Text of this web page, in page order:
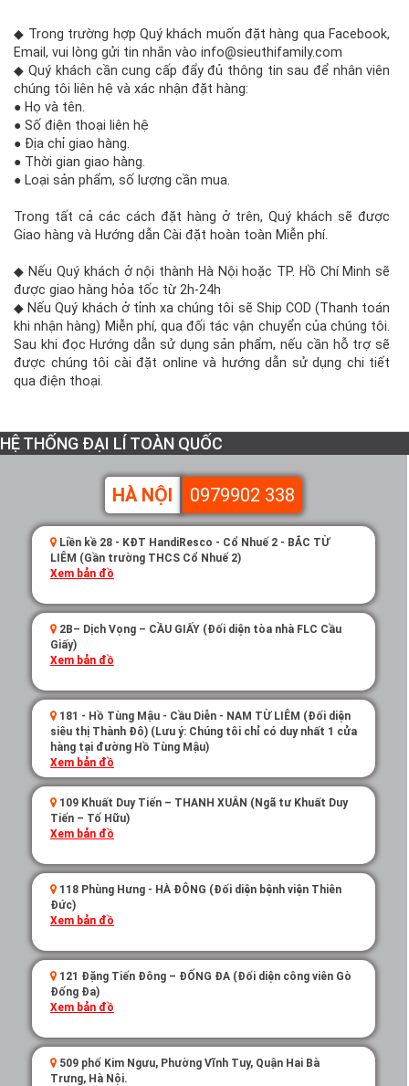
◆ Trong trường hợp Quý khách muốn đặt hàng qua Facebook,
Email, vui lòng gửi tin nhắn vào info@sieuthifamily.com
◆ Quý khách cần cung cấp đẩy đủ thông tin sau để nhân viên
chúng tôi liên hệ và xác nhận đặt hàng:
● Họ và tên.
​● Số điện thoại liên hệ
● Địa chỉ giao hàng.
● Thời gian giao hàng.
● Loại sản phẩm, số lượng cần mua.
Trong tất cả các cách đặt hàng ở trên, Quý khách sẽ được
Giao hàng và Hướng dẫn Cài đặt hoàn toàn Miễn phí.
◆ Nếu Quý khách ở nội thành Hà Nội hoặc TP. Hồ Chí Minh sẽ
được giao hàng hỏa tốc từ 2h-24h
◆ Nếu Quý khách ở tỉnh xa chúng tôi sẽ Ship COD (Thanh toán
khi nhận hàng) Miễn phí, qua đối tác vận chuyển của chúng tôi.
Sau khi đọc Hướng dẫn sử dụng sản phẩm, nếu cần hỗ trợ sẽ
được chúng tôi cài đặt online và hướng dẫn sử dụng chi tiết
qua điện thoại.
HỆ THỐNG ĐẠI LÍ TOÀN QUỐC
HÀ NỘI 0979902 338
Liền kề 28 - KĐT HandiResco - Cổ Nhuế 2 - BẮC TỪ
LIÊM (Gần trường THCS Cổ Nhuế 2)
Xem bản đồ
2B– Dịch Vọng – CẦU GIẤY (Đối diện tòa nhà FLC Cầu
Giấy)
Xem bản đồ
181 - Hồ Tùng Mậu - Cầu Diễn - NAM TỪ LIÊM (Đối diện
siêu thị Thành Đô) (Lưu ý: Chúng tôi chỉ có duy nhất 1 cửa
hàng tại đường Hồ Tùng Mậu)
Xem bản đồ
109 Khuất Duy Tiến – THANH XUÂN (Ngã tư Khuất Duy
Tiến – Tố Hữu)
Xem bản đồ
118 Phùng Hưng - HÀ ĐÔNG (Đối diện bệnh viện Thiên
Đức)
Xem bản đồ
121 Đặng Tiến Đông – ĐỐNG ĐA (Đối diện công viên Gò
Đống Đa)
Xem bản đồ
509 phố Kim Ngưu, Phường Vĩnh Tuy, Quận Hai Bà
Trưng, Hà Nội.